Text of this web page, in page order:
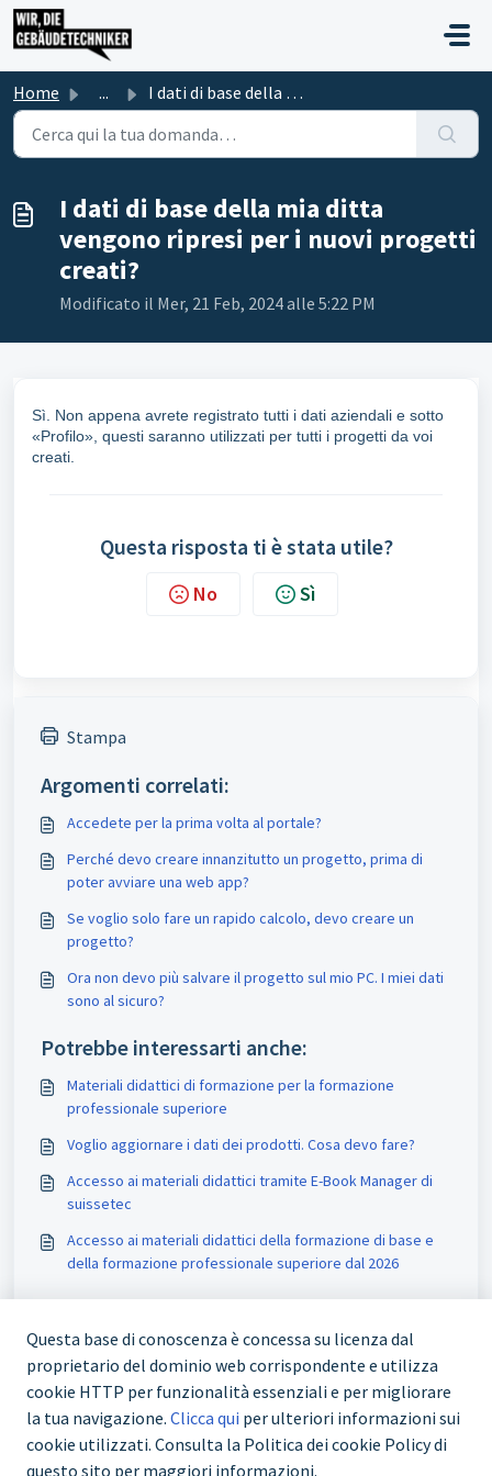
Salta al contenuto principale
Home ... I dati di base della mia ditta vengono ripresi per i nuov...
I dati di base della mia ditta
vengono ripresi per i nuovi progetti
creati?
Modificato il Mer, 21 Feb, 2024 alle 5:22 PM
Sì. Non appena avrete registrato tutti i dati aziendali e sotto
«Profilo», questi saranno utilizzati per tutti i progetti da voi
creati.
Questa risposta ti è stata utile?
No Sì
Stampa
Argomenti correlati:
Accedete per la prima volta al portale?
Perché devo creare innanzitutto un progetto, prima di
poter avviare una web app?
Se voglio solo fare un rapido calcolo, devo creare un
progetto?
Ora non devo più salvare il progetto sul mio PC. I miei dati
sono al sicuro?
Potrebbe interessarti anche:
Materiali didattici di formazione per la formazione
professionale superiore
Voglio aggiornare i dati dei prodotti. Cosa devo fare?
Accesso ai materiali didattici tramite E-Book Manager di
suissetec
Accesso ai materiali didattici della formazione di base e
della formazione professionale superiore dal 2026
Questa base di conoscenza è concessa su licenza dal
proprietario del dominio web corrispondente e utilizza
cookie HTTP per funzionalità essenziali e per migliorare
la tua navigazione. Clicca qui per ulteriori informazioni sui
cookie utilizzati. Consulta la Politica dei cookie Policy di
questo sito per maggiori informazioni.